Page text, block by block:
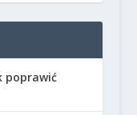
poprawić